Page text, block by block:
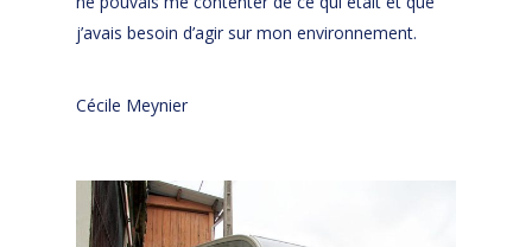
j’avais besoin d’agir sur mon environnement.
Cécile Meynier